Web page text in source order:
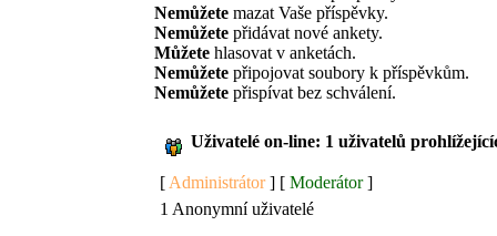
Nemůžete mazat Vaše příspěvky.
Nemůžete přidávat nové ankety.
Můžete hlasovat v anketách.
Nemůžete připojovat soubory k příspěvkům.
Nemůžete přispívat bez schválení.
Uživatelé on-line: 1 uživatelů
[ Administrátor] [ Moderátor]
1 Anonymní uživatelé